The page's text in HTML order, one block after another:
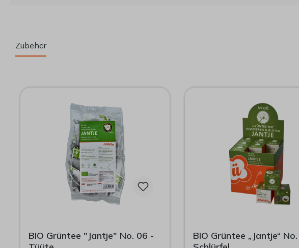
Zubehör
BIO Grüntee "Jantje" No. 06 -
BIO Grüntee „Jantje“